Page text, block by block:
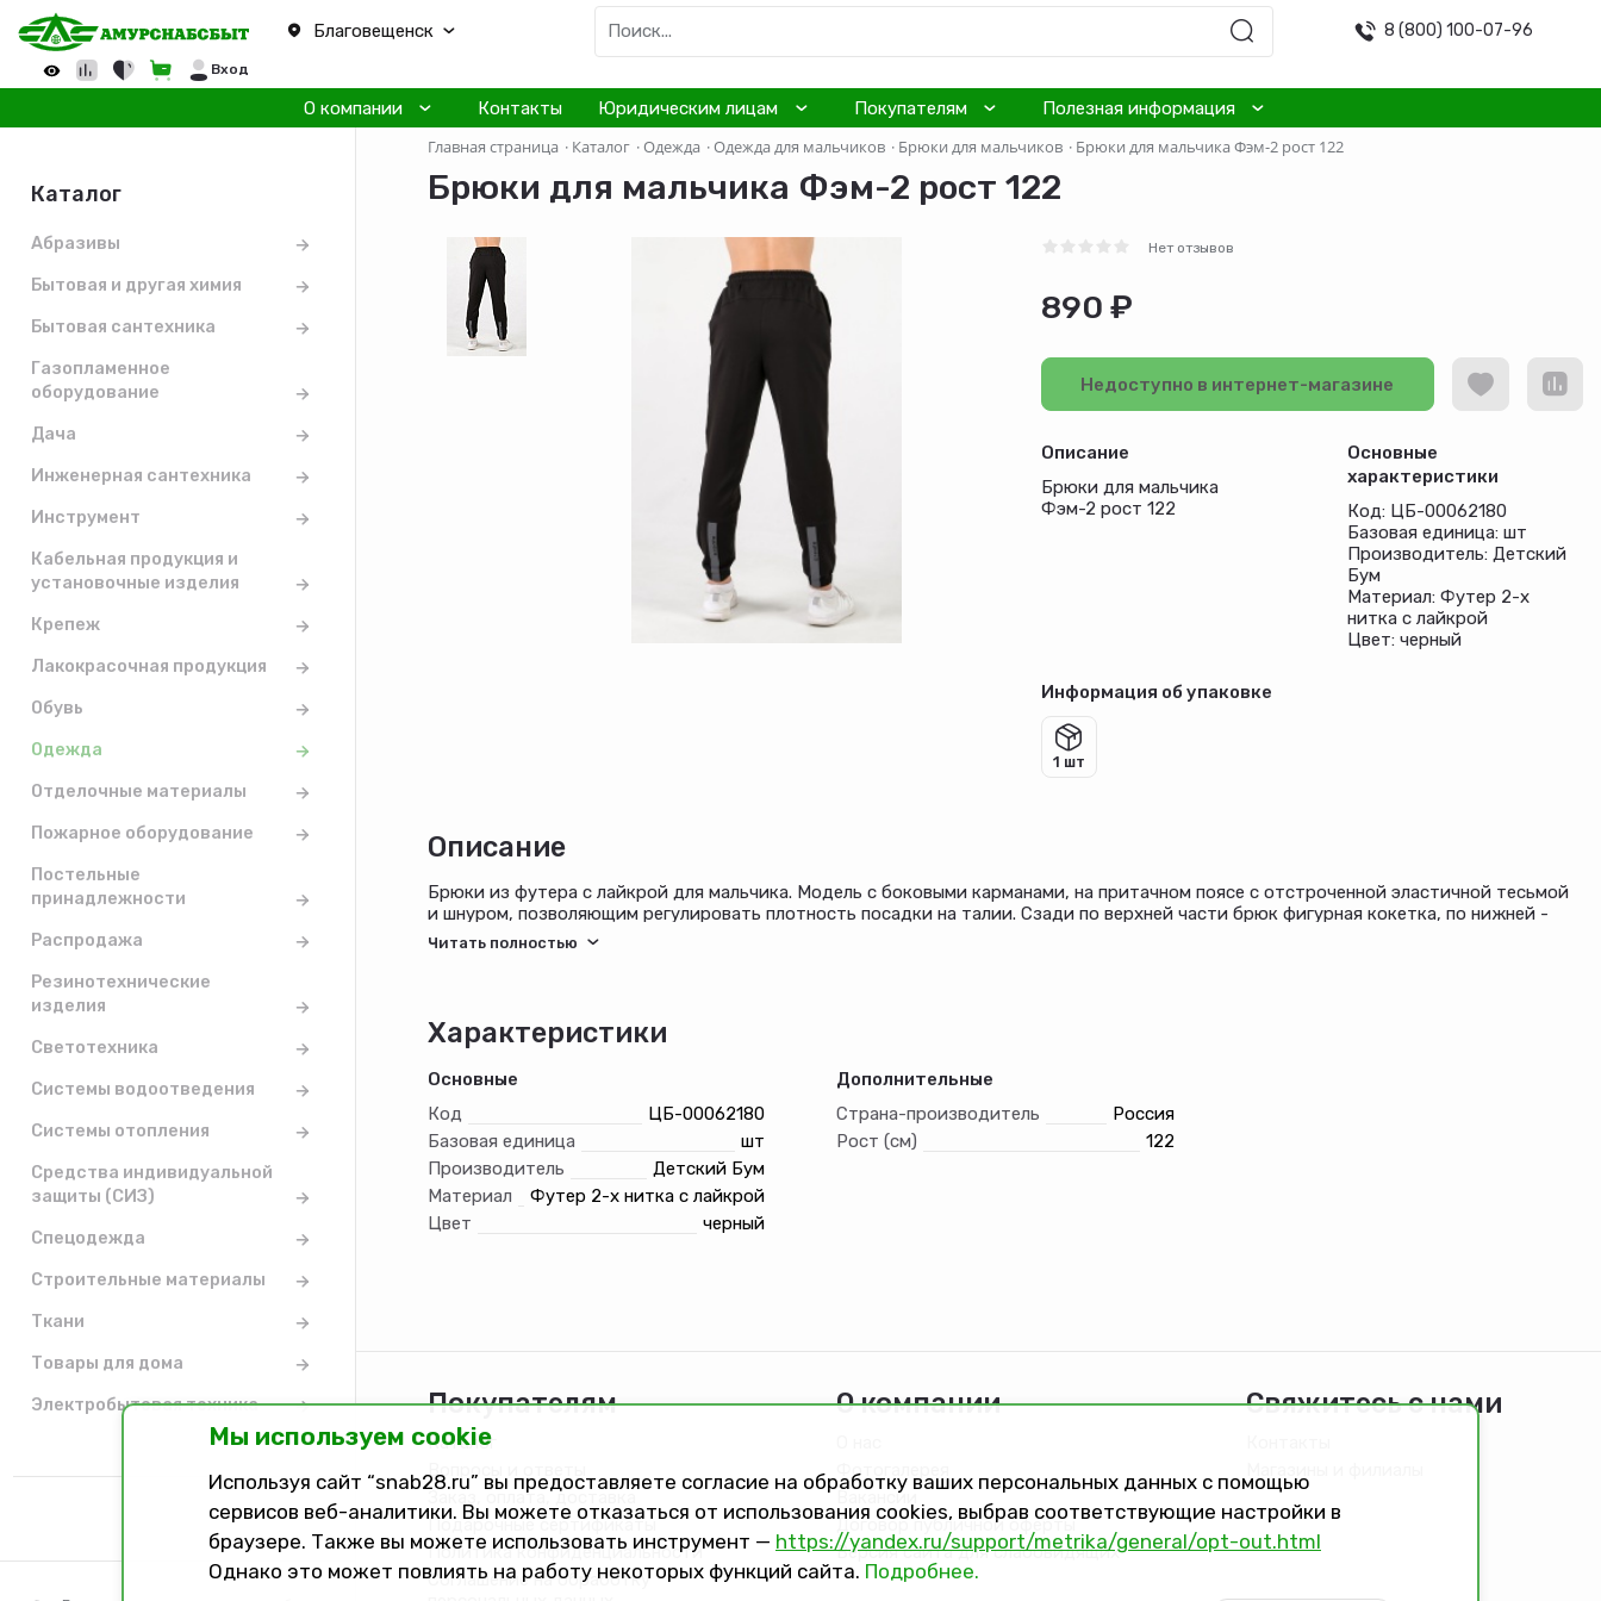
Благовещенск 8 (800) 100-07-96
Вход
О компании Контакты Юридическим лицам Покупателям Полезная информация
Каталог
Абразивы
Бытовая и другая химия
Бытовая сантехника
Газопламенное
оборудование
Дача
Инженерная сантехника
Инструмент
Кабельная продукция и
установочные изделия
Крепеж
Лакокрасочная продукция
Обувь
Одежда
Отделочные материалы
Пожарное оборудование
Постельные
принадлежности
Распродажа
Резинотехнические
изделия
Светотехника
Системы водоотведения
Системы отопления
Средства индивидуальной
защиты (СИЗ)
Спецодежда
Строительные материалы
Ткани
Товары для дома
Электробытовая техника
Главная страница · Каталог ·Одежда ·Одежда для мальчиков · Брюки для мальчиков · Брюки для мальчика Фэм-2 рост 122
Брюки для мальчика Фэм-2 рост 122
Нет отзывов
890 ₽
Недоступно в интернет-магазине
Описание
Брюки для мальчика
Фэм-2 рост 122
Основные
характеристики
Код: ЦБ-00062180
Базовая единица: шт
Производитель: Детский
Бум
Материал: Футер 2-х
нитка с лайкрой
Цвет: черный
Информация об упаковке
1 шт
Описание
Брюки из футера с лайкрой для мальчика. Модель с боковыми карманами, на притачном поясе с отстроченной эластичной тесьмой
и шнуром, позволяющим регулировать плотность посадки на талии. Сзади по верхней части брюк фигурная кокетка, по нижней -
отрезные детали с вертикальными принтами. Низ брючин собран на эластичную тесьму.
Характеристики
Основные
Код
ЦБ-00062180
Базовая единица
шт
Производитель
Детский Бум
Материал
Футер 2-х нитка с лайкрой
Цвет
черный
Дополнительные
Страна-производитель
Россия
Рост (см)
122
Покупателям
Каталог
Вопросы и ответы
Заказ, оплата, доставка
Подарочные сертификаты
Политика конфиденциальности
Соглашение на обработку
О компании
Фотогалерея
Вакансии
Договор публичной оферты
Версия сайта для слабовидящих
Свяжитесь с нами
Мы используем cookie
Используя сайт “snab28.ru” вы предоставляете согласие на обработку ваших персональных данных с помощью
сервисов веб-аналитики. Вы можете отказаться от использования cookies, выбрав соответствующие настройки в
браузере. Также вы можете использовать инструмент — https://yandex.ru/support/metrika/general/opt-out.html
Однако это может повлиять на работу некоторых функций сайта. Подробнее.